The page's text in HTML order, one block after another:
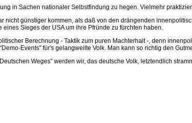
in Sachen nationaler Selbstfindung zu hegen. Vielmehr
nicht günstiger kommen, als daß von den drängenden
Sieges der USA um ihre Pfründe zu fürchten haben.
Berechnung - Taktik zum puren Machterhalt -, denn
Events" für's gelangweilte Volk. Man kann so richtig den
Weges" werden wir, das deutsche Volk, letztendlich